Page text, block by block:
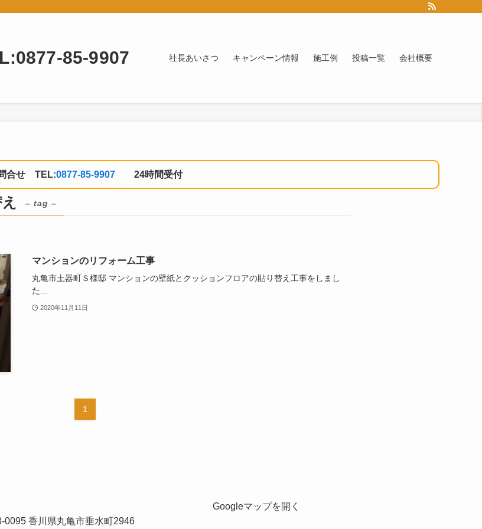
85-9907 社長あいさつ キャンペーン情報 施工例 投稿一覧 会社概要
合せ TEL:0877-85-9907 24時間受付
– tag –
マンションのリフォーム工事
丸亀市土器町Ｓ様邸 マンションの壁紙とクッションフロアの貼り替え工事をしまし
た...
2020年11月11日
1
0095 香川県丸亀市垂水町2946
Googleマップを開く